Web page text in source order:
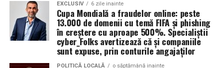
Un pas sigur către o carieră
modernă
Persoanele acreditate (presa, parteneri si guestlist) isi
pot ridica acreditarile zilnic intre orele 08:00 si 20:00,
procesarea acestora incheindu-se dupa ora 20:00.
Festivalul ramane deschis partial pana la ora 05:00
dimineata.
EXCLUSIV 6 zile inainte
Cupa Mondială a fraudelor online: peste
13.000 de domenii cu temă FIFA și phishing
în creștere cu aproape 500%. Specialiștii
cyber_Folks avertizează că și companiile
sunt expuse, prin conturile angajaților
POLITICĂ LOCALĂ o săptămână inainte